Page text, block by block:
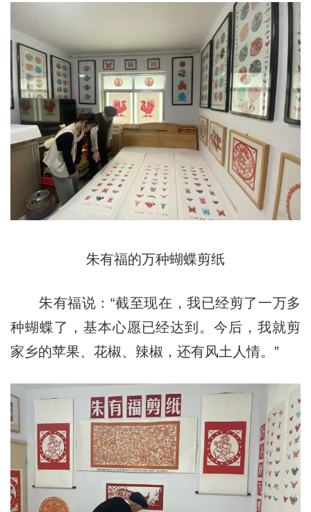
朱有福的万种蝴蝶剪纸
朱有福说：“截至现在，我已经剪了一万多
种蝴蝶了，基本心愿已经达到。今后，我就剪
家乡的苹果、花椒、辣椒，还有风土人情。”